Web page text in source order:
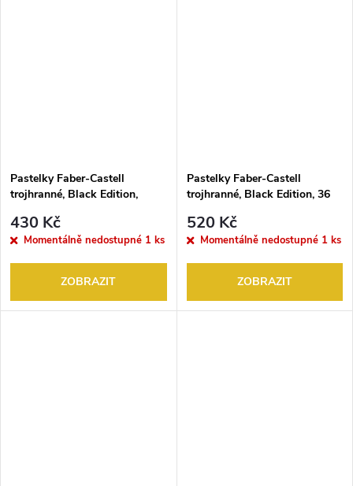
Pastelky Faber-Castell
trojhranné, Black Edition,
430 Kč
Momentálně nedostupné 1 ks
ZOBRAZIT
Pastelky Faber-Castell
trojhranné, Black Edition, 36
520 Kč
Momentálně nedostupné 1 ks
ZOBRAZIT